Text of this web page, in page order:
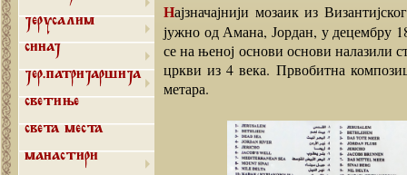
Јерусалим
Синај
Јер.патријаршија
Светиње
Света места
Манастири
Најзначајнији мозаик из Византијског-ромелијског доба је откривен у мадаби, селу 30 км
јужно од Амана, Јордан, у децембру
се на њеној основи основи налазили
цркви из 4 века. Првобитна
метара.